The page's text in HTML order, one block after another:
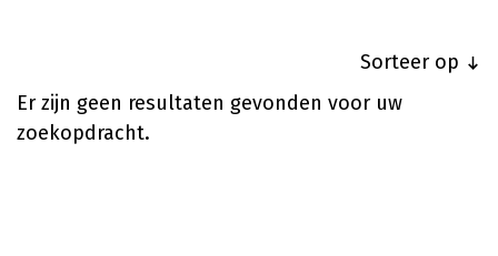
Sorteer op
Er zijn geen resultaten gevonden voor uw
zoekopdracht.